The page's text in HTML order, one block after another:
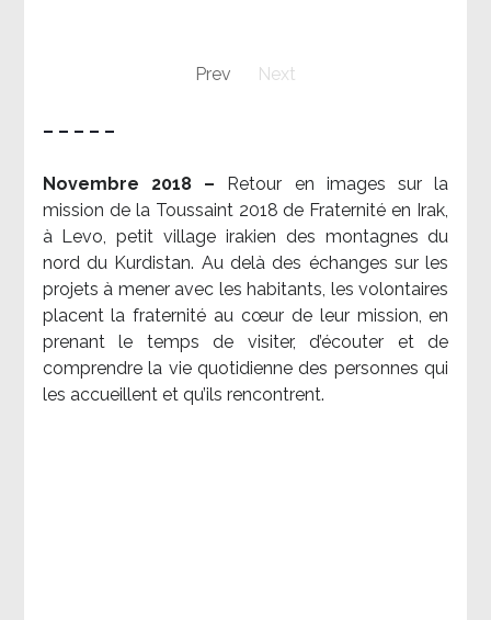
Prev Next
– – – – –
Novembre 2018 –
Retour en images sur la
mission de la Toussaint 2018 de Fraternité en Irak,
à Levo, petit village irakien des montagnes du
nord du Kurdistan. Au delà des échanges sur les
projets à mener avec les habitants, les volontaires
placent la fraternité au cœur de leur mission, en
prenant le temps de visiter, d’écouter et de
comprendre la vie quotidienne des personnes qui
les accueillent et qu’ils rencontrent.